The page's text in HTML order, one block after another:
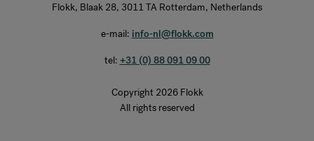
Flokk, Blaak 28, 3011 TA Rotterdam, Netherlands
e-mail: info-nl@flokk.com
tel: +31 (0) 88 091 09 00
Copyright 2026 Flokk
All rights reserved